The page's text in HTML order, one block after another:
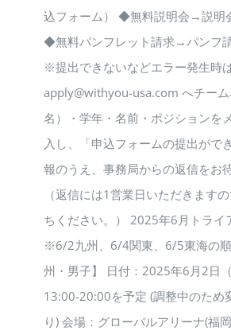
込フォーム） ◆無料説明会→説明
◆無料パンフレット請求→パンフ
※提出できないなどエラー発生時は
apply@withyou-usa.com へチー
名）・学年・名前・ポジションを
入し、「申込フォームの提出がで
報のうえ、事務局からの返信をお
（返信には1営業日いただきます
ちください。） 2025年6月トライ
※6/2九州、6/4関東、6/5東海の
州・男子】 日付：2025年6月2日
13:00-20:00を予定 (調整中のため
り) 会場：グローバルアリーナ(福